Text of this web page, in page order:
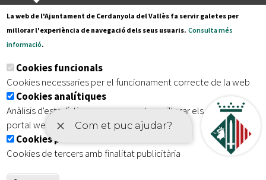
Pl. Francesc Layret, s/n
08290 Cerdanyola del Vallès,
Tel. 935 80 88 88
Segueix-nos a:
Subscriu-te al nostre butlletí
Protecció de dades
| Accessibilitat
La web de l'Ajuntament de Cerdanyola del Vallès fa servir galetes per
millorar l'experiència de navegació dels seus usuaris. Consulta més
informació.
Cookies funcionals
Cookies necessaries per el funcionament correcte de la web
Cookies analítiques
Anàlisis d'estadístiques que permeten millorar els serveis del
portal web
Cookies publicitàries
Cookies de tercers amb finalitat publicitària